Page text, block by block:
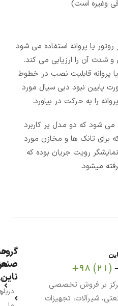
وغیره است)
یا پروانه استفاده می شود
آن را ارزیابی می کند.
پروانه قابلیت نصب در خطوط
پایین نبود دبی سیال مورد
را به حرکت در بیاورد.
می شود که دو مدل پر کاربرد
تانک ها و مخازن مورد
رویت جریان بوده که
میشود.
سال ۱۳۹۳ با تمرکز بر فروش تخصصی
شیرآلات، تجهیزات
گروه
ناین